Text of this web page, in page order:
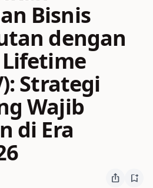
Bisnis
dengan
Strategi
Wajib
di Era
ios_share bookmark_add